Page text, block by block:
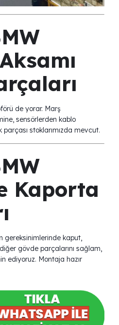
de yorar. Marş
sensörlerden kablo
stoklarımızda mevcut.
Kaporta
gereksinimlerinde kaput,
gövde parçalarını sağlam,
ediyoruz. Montaja hazır